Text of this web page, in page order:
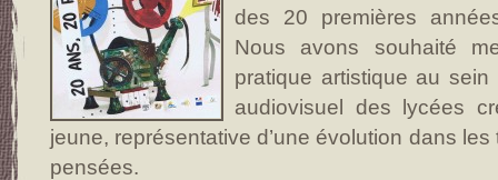
des 20 premières
Nous avons souhaité
pratique artistique au
audiovisuel des lycées
jeune, représentative d’une évolution dans
pensées.